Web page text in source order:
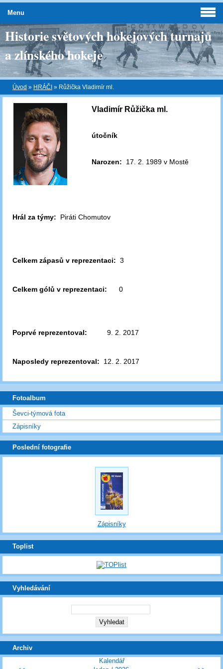
Historie světových hokejových turnajů
a zlínského hokeje
Úvod » HRÁČI » Růžička Vladimír ml.
Vladimír Růžička ml.
útočník
Narozen: 17. 2. 1989 v Mostě
Hrál za týmy: Piráti Chomutov
Celkem zápasů v reprezentaci: 3
Celkem gólů v reprezentaci: 0
Poprvé reprezentoval: 9. 2. 2017
Naposledy reprezentoval: 12. 2. 2017
Menu
Fotoalbum
Ševci-týmová fota
Zápisníky
Poslední fotografie
Zápisníky
Toplist
Vyhledávání
Archiv
Kalendář